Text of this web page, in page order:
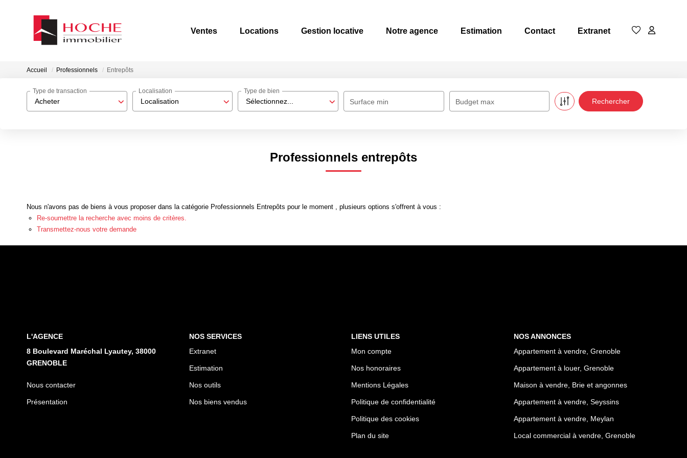
Ventes Locations Gestion locative Notre agence Estimation Contact Extranet
Accueil Professionnels Entrepôts
Acheter
Type de transaction
Localisation
Localisation
Sélectionnez...
Type de bien
Surface min Budget max
Professionnels entrepôts
Nous n'avons pas de biens à vous proposer dans la catégorie Professionnels Entrepôts pour le moment , plusieurs options s'offrent à vous :
Re-soumettre la recherche avec moins de critères.
Transmettez-nous votre demande
L'AGENCE
8 Boulevard Maréchal Lyautey, 38000
GRENOBLE
Nous contacter
Présentation
NOS SERVICES
Extranet
Estimation
Nos outils
Nos biens vendus
LIENS UTILES
Mon compte
Nos honoraires
Mentions Légales
Politique de confidentialité
Politique des cookies
Plan du site
NOS ANNONCES
Appartement à vendre, Grenoble
Appartement à louer, Grenoble
Maison à vendre, Brie et angonnes
Appartement à vendre, Seyssins
Appartement à vendre, Meylan
Local commercial à vendre, Grenoble